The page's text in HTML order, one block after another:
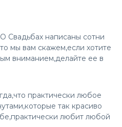
Свадьбах написаны сотни
мы вам скажем,если хотите
вниманием,делайте ее в
практически любое
так красиво
любит любой